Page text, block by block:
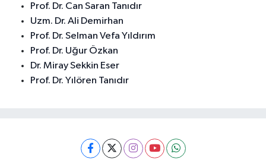
Prof. Dr. Can Saran Tanıdır
Uzm. Dr. Ali Demirhan
Prof. Dr. Selman Vefa Yıldırım
Prof. Dr. Uğur Özkan
Dr. Miray Sekkin Eser
Prof. Dr. Yılören Tanıdır